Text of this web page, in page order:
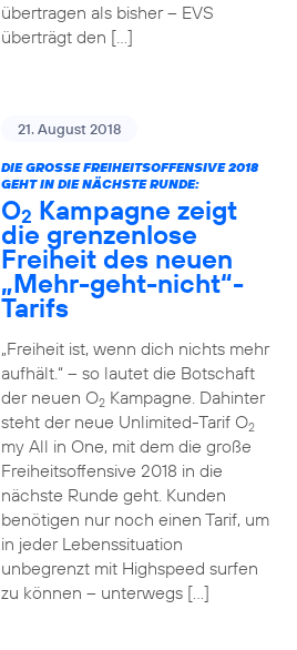
übertragen als bisher – EVS
überträgt den […]
21. August 2018
DIE GROSSE FREIHEITSOFFENSIVE 2018 G
EHT IN DIE NÄCHSTE RUNDE:
O2 Kampagne zeigt
die grenzenlose
Freiheit des neuen
„Mehr-geht-nicht“-
Tarifs
„Freiheit ist, wenn dich nichts mehr
aufhält.“ – so lautet die Botschaft
der neuen O2Kampagne. Dahinter
steht der neue Unlimited-Tarif O2
my All in One, mit dem die große
Freiheitsoffensive 2018 in die
nächste Runde geht. Kunden
benötigen nur noch einen Tarif, um
in jeder Lebenssituation
unbegrenzt mit Highspeed surfen
zu können – unterwegs […]